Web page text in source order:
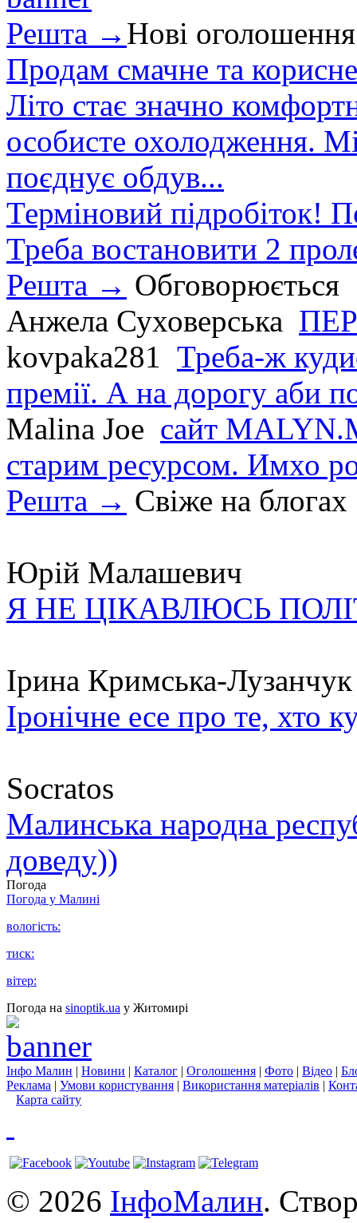
Решта → Нові оголошення
Продам смачне та
Літо стає значно
особисте охолодження.
поєднує обдув...
Терміновий підробіток!
Треба востановити 2
Решта → Обговорюється
Анжела Суховерська
kovpaka281 Треба-ж
премії. А на дорогу аби
Malina Joe сайт
старим ресурсом. Имхо
Решта → Свіже на блогах
Юрій Малашевич
Я НЕ ЦІКАВЛЮСЬ
Ірина Кримська-Лузанчук
Іронічне есе про те, хто
Socratos
Малинська народна
доведу))
Погода
Погода у Малині
вологість:
тиск:
вітер:
Погода на sinoptik.ua у Житомирі
Інфо Малин | Новини | Каталог | Оголошення | Фото | Відео |
Реклама | Умови користування | Використання матеріалів |
Карта сайту
© 2026 ІнфоМалин.